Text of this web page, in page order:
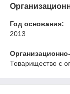
Год основания:
2013
Товарищество с